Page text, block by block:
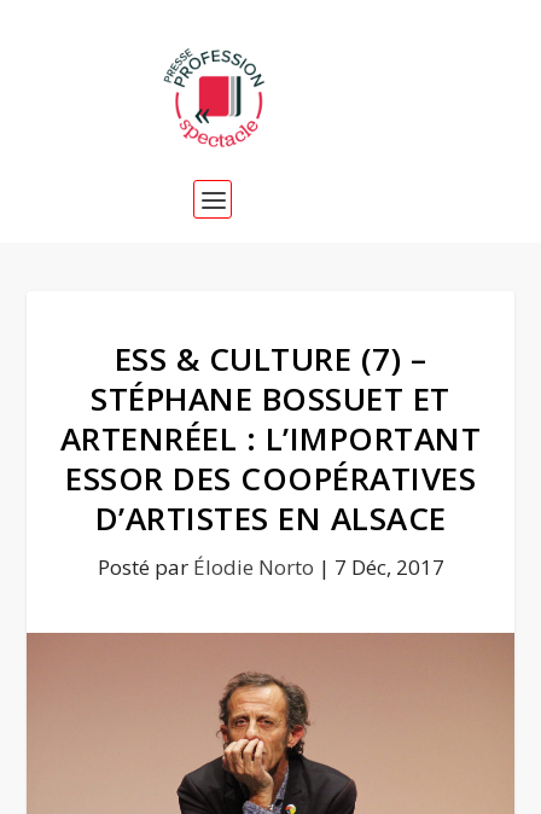
ESS & CULTURE (7) –
STÉPHANE BOSSUET ET
ARTENRÉEL : L’IMPORTANT
ESSOR DES COOPÉRATIVES
D’ARTISTES EN ALSACE
Posté par Élodie Norto | 7 Déc, 2017